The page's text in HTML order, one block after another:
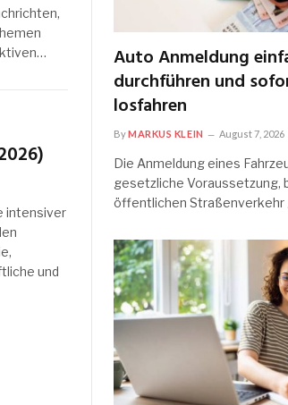
intensiver
und
Auto Anmeldung
durchführen und
losfahren
ByMARKUS KLEIN August 7, 2026
Die Anmeldung eines
gesetzliche Voraussetzung,
öffentlichen